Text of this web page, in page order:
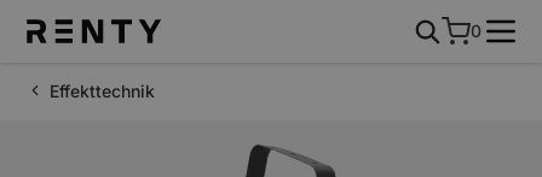
0
Effekttechnik